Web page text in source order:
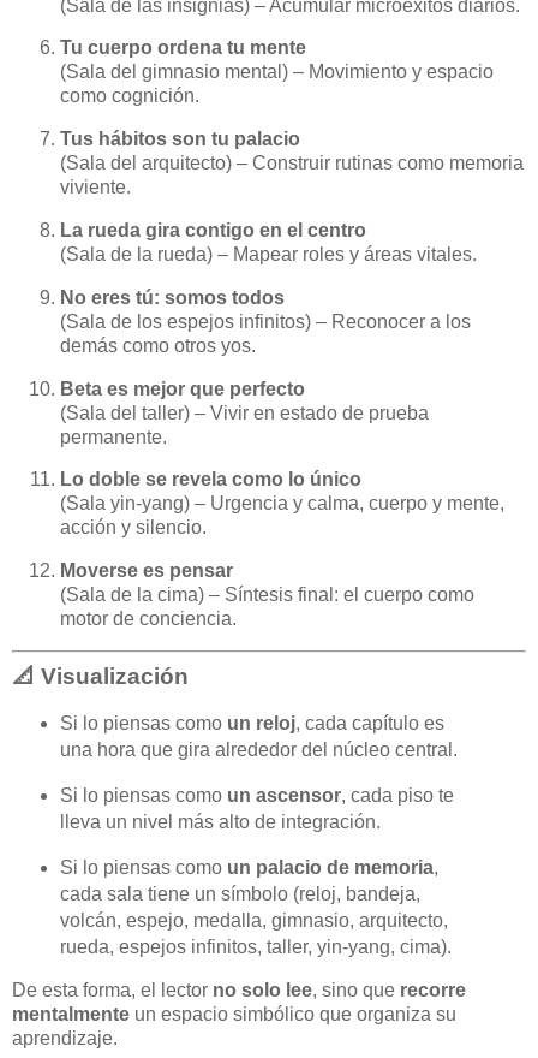
(Sala de las insignias) – Acumular microéxitos diarios.
Tu cuerpo ordena tu mente
(Sala del gimnasio mental) – Movimiento y espacio
como cognición.
Tus hábitos son tu palacio
(Sala del arquitecto) – Construir rutinas como memoria
viviente.
La rueda gira contigo en el centro
(Sala de la rueda) – Mapear roles y áreas vitales.
No eres tú: somos todos
(Sala de los espejos infinitos) – Reconocer a los
demás como otros yos.
Beta es mejor que perfecto
(Sala del taller) – Vivir en estado de prueba
permanente.
Lo doble se revela como lo único
(Sala yin-yang) – Urgencia y calma, cuerpo y mente,
acción y silencio.
Moverse es pensar
(Sala de la cima) – Síntesis final: el cuerpo como
motor de conciencia.
📐 Visualización
Si lo piensas como un reloj, cada capítulo es
una hora que gira alrededor del núcleo central.
Si lo piensas como un ascensor, cada piso te
lleva un nivel más alto de integración.
Si lo piensas como un palacio de memoria,
cada sala tiene un símbolo (reloj, bandeja,
volcán, espejo, medalla, gimnasio, arquitecto,
rueda, espejos infinitos, taller, yin-yang, cima).
De esta forma, el lector no solo lee, sino que recorre
mentalmente un espacio simbólico que organiza su
aprendizaje.